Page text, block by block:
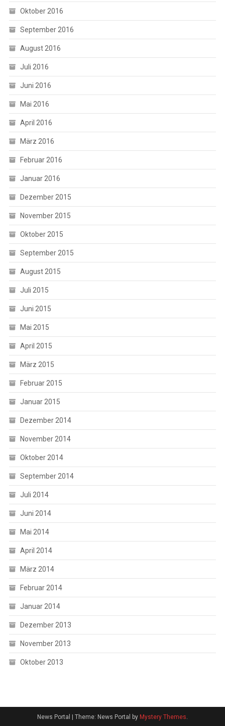
Oktober 2016
September 2016
August 2016
Juli 2016
Juni 2016
Mai 2016
April 2016
März 2016
Februar 2016
Januar 2016
Dezember 2015
November 2015
Oktober 2015
September 2015
August 2015
Juli 2015
Juni 2015
Mai 2015
April 2015
März 2015
Februar 2015
Januar 2015
Dezember 2014
November 2014
Oktober 2014
September 2014
Juli 2014
Juni 2014
Mai 2014
April 2014
März 2014
Februar 2014
Januar 2014
Dezember 2013
November 2013
Oktober 2013
News Portal | Theme: News Portal by Mystery Themes